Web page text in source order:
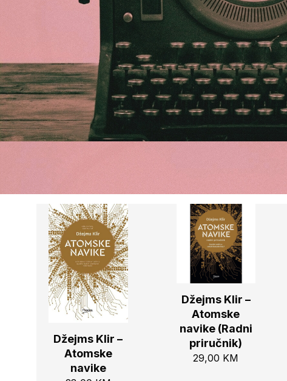
Džejms Klir –
Atomske
navike
Džejms Klir –
Atomske
navike (Radni
priručnik)
29,00 KM